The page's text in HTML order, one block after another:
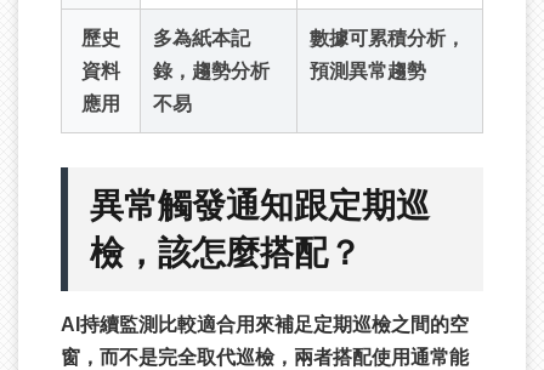
歷史
資料
應用
多為紙本記
錄，趨勢分析
不易
數據可累積分析，
預測異常趨勢
異常觸發通知跟定期巡
檢，該怎麼搭配？
AI持續監測比較適合用來補足定期巡檢之間的空
窗，而不是完全取代巡檢，兩者搭配使用通常能